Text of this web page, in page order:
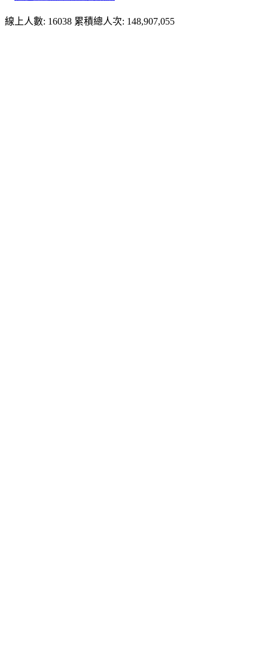
線上人數: 16038 累積總人次: 148,907,055